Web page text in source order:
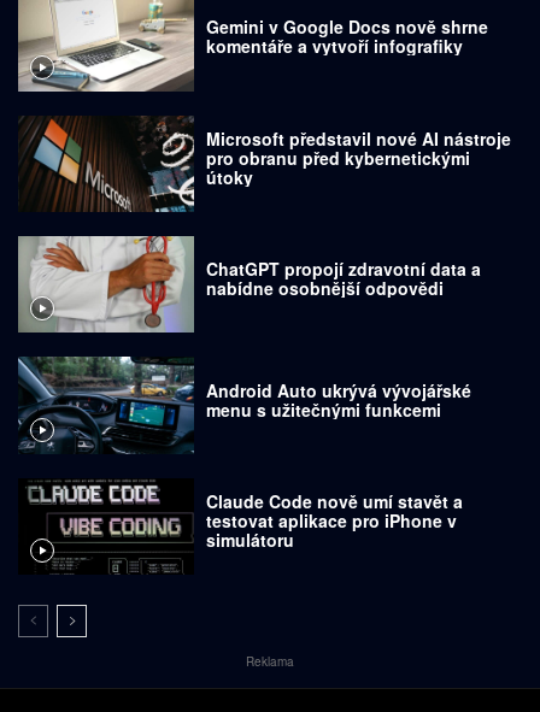
Gemini v Google Docs nově shrne
komentáře a vytvoří infografiky
Microsoft představil nové AI nástroje
pro obranu před kybernetickými
útoky
ChatGPT propojí zdravotní data a
nabídne osobnější odpovědi
Android Auto ukrývá vývojářské
menu s užitečnými funkcemi
Claude Code nově umí stavět a
testovat aplikace pro iPhone v
simulátoru
Reklama